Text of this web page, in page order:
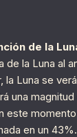
de la
de la Luna al
Luna se
una
este
en un 43%.